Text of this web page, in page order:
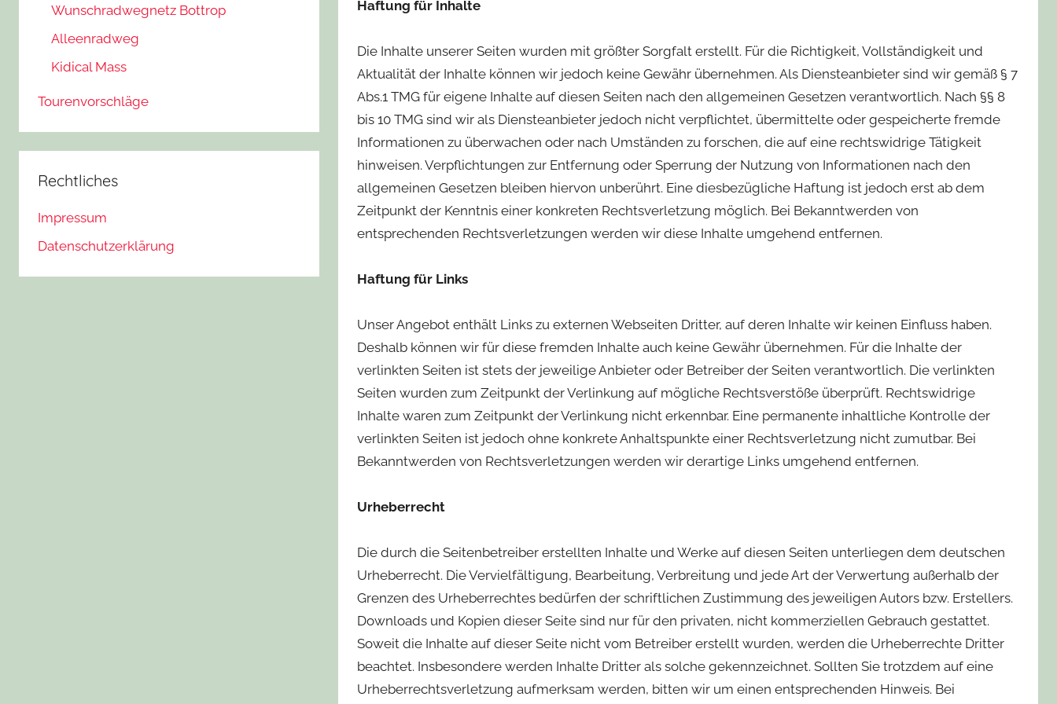
Haftung für Inhalte
Die Inhalte unserer Seiten wurden mit größter Sorgfalt erstellt. Für die Richtigkeit, Vollständigkeit und
Aktualität der Inhalte können wir jedoch keine Gewähr übernehmen. Als Diensteanbieter sind wir gemäß § 7
Abs.1 TMG für eigene Inhalte auf diesen Seiten nach den allgemeinen Gesetzen verantwortlich. Nach §§ 8
bis 10 TMG sind wir als Diensteanbieter jedoch nicht verpflichtet, übermittelte oder gespeicherte fremde
Informationen zu überwachen oder nach Umständen zu forschen, die auf eine rechtswidrige Tätigkeit
hinweisen. Verpflichtungen zur Entfernung oder Sperrung der Nutzung von Informationen nach den
allgemeinen Gesetzen bleiben hiervon unberührt. Eine diesbezügliche Haftung ist jedoch erst ab dem
Zeitpunkt der Kenntnis einer konkreten Rechtsverletzung möglich. Bei Bekanntwerden von
entsprechenden Rechtsverletzungen werden wir diese Inhalte umgehend entfernen.
Haftung für Links
Unser Angebot enthält Links zu externen Webseiten Dritter, auf deren Inhalte wir keinen Einfluss haben.
Deshalb können wir für diese fremden Inhalte auch keine Gewähr übernehmen. Für die Inhalte der
verlinkten Seiten ist stets der jeweilige Anbieter oder Betreiber der Seiten verantwortlich. Die verlinkten
Seiten wurden zum Zeitpunkt der Verlinkung auf mögliche Rechtsverstöße überprüft. Rechtswidrige
Inhalte waren zum Zeitpunkt der Verlinkung nicht erkennbar. Eine permanente inhaltliche Kontrolle der
verlinkten Seiten ist jedoch ohne konkrete Anhaltspunkte einer Rechtsverletzung nicht zumutbar. Bei
Bekanntwerden von Rechtsverletzungen werden wir derartige Links umgehend entfernen.
Urheberrecht
Die durch die Seitenbetreiber erstellten Inhalte und Werke auf diesen Seiten unterliegen dem deutschen
Urheberrecht. Die Vervielfältigung, Bearbeitung, Verbreitung und jede Art der Verwertung außerhalb der
Grenzen des Urheberrechtes bedürfen der schriftlichen Zustimmung des jeweiligen Autors bzw. Erstellers.
Downloads und Kopien dieser Seite sind nur für den privaten, nicht kommerziellen Gebrauch gestattet.
Soweit die Inhalte auf dieser Seite nicht vom Betreiber erstellt wurden, werden die Urheberrechte Dritter
beachtet. Insbesondere werden Inhalte Dritter als solche gekennzeichnet. Sollten Sie trotzdem auf eine
Urheberrechtsverletzung aufmerksam werden, bitten wir um einen entsprechenden Hinweis. Bei
Wunschradwegnetz Bottrop
Alleenradweg
Kidical Mass
Tourenvorschläge
Rechtliches
Impressum
Datenschutzerklärung